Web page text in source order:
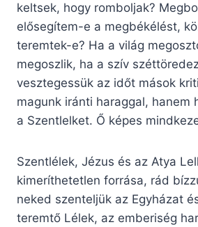
keltsek, hogy romboljak?
elősegítem-e a megbékélést,
teremtek-e? Ha a világ
megoszlik, ha a szív
vesztegessük az időt mások
magunk iránti haraggal, hanem
a Szentlelket. Ő képes
Szentlélek, Jézus és az Atya
kimeríthetetlen forrása, rád
neked szenteljük az Egyházat
teremtő Lélek, az emberiség